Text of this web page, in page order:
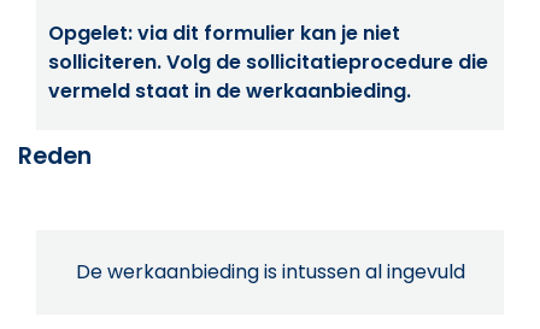
Opgelet: via dit formulier kan je niet
solliciteren. Volg de sollicitatieprocedure die
vermeld staat in de werkaanbieding.
Reden
De werkaanbieding is intussen al ingevuld